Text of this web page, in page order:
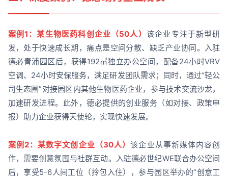
案例1：某生物医药科创企业（50人） 该企业专注于新型研
发，处于快速成长期，痛点是空间分散、缺乏产业协同。入驻
德必青浦园区后，获得192㎡独立办公空间，配备24小时VRV
空调、24小时安保服务，满足研发团队需求；同时，通过“轻公
司生态圈”对接园区内其他生物医药企业，参与技术交流沙龙，
加速研发进程。此外，德必提供的创业服务（如对接、政策申
报）助力企业获得天使轮，实现快速发展。
案例2：某数字文创企业（30人）该企业从事新媒体内容创
作，需要创意氛围与社群互动。入驻德必世纪WE联合办公空间
后，享受5-6人间工位（拎包入住），参与园区举办的“创意工